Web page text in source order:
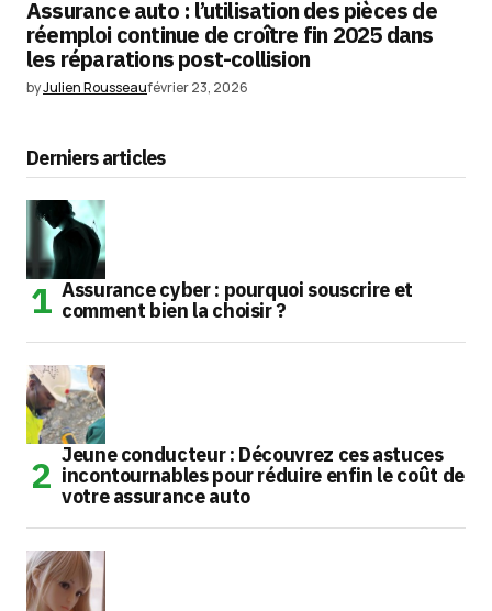
Assurance auto : l’utilisation des pièces de
réemploi continue de croître fin 2025 dans
les réparations post-collision
byJulien Rousseaufévrier 23, 2026
Derniers articles
Assurance cyber : pourquoi souscrire et
comment bien la choisir ?
Jeune conducteur : Découvrez ces astuces
incontournables pour réduire enfin le coût de
votre assurance auto